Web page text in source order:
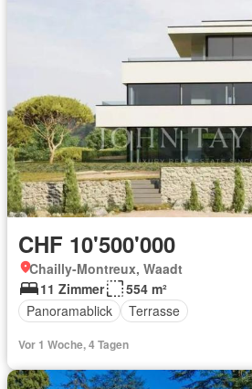
CHF 10'500'000
Chailly-Montreux, Waadt
11 Zimmer
554 m²
Panoramablick
Terrasse
Vor 1 Woche, 4 Tagen